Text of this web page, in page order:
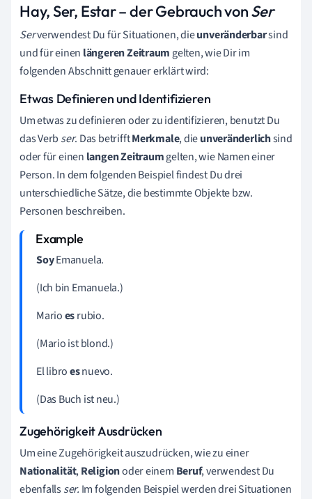
Hay, Ser, Estar–der Gebrauch vonSer
Serverwendest Du für Situationen, dieunveränderbarsind
und für einen längeren Zeitraum gelten, wie Dir im
folgenden Abschnitt genauer erklärt wird:
Etwas Definieren und Identifizieren
Um etwas zu definieren oder zu identifizieren, benutzt Du
das Verb ser. Das betrifftMerkmale, dieunveränderlichsind
oder für einen langen Zeitraumgelten, wie Namen einer
Person. In dem folgenden Beispiel findest Du drei
unterschiedliche Sätze, die bestimmte Objekte bzw.
Personen beschreiben.
SoyEmanuela.
(Ich bin Emanuela.)
Marioesrubio.
(Mario ist blond.)
El libroesnuevo.
(Das Buch ist neu.)
Zugehörigkeit Ausdrücken
Um eine Zugehörigkeit auszudrücken, wie zu einer
Nationalität,Religionoder einem Beruf, verwendest Du
ebenfallsser. Im folgenden Beispiel werden drei Situationen